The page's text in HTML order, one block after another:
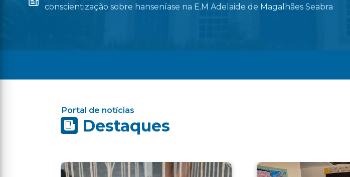
conscientização sobre hanseníase na E.M Adelaide de Magalhães Seabra
Portal de notícias
Destaques